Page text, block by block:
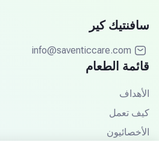
سافنتيك كير
info@saventiccare.com
قائمة الطعام
الأهداف
كيف تعمل
الأخصائيون